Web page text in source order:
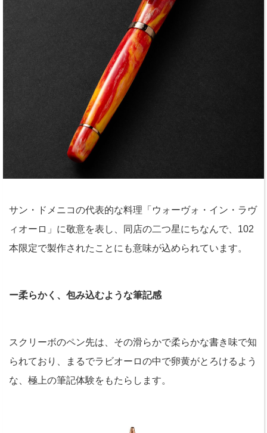
サン・ドメニコの代表的な料理「ウォーヴォ・イン・ラヴ
ィオーロ」に敬意を表し、同店の二つ星にちなんで、102
本限定で製作されたことにも意味が込められています。
ー柔らかく、包み込むような筆記感
スクリーボのペン先は、その滑らかで柔らかな書き味で知
られており、まるでラビオーロの中で卵黄がとろけるよう
な、極上の筆記体験をもたらします。